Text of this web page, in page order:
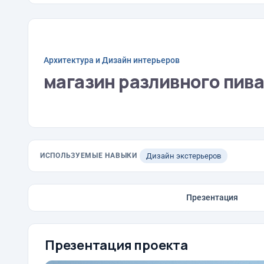
Архитектура и Дизайн интерьеров
магазин разливного пива
ИСПОЛЬЗУЕМЫЕ НАВЫКИ Дизайн экстерьеров
Презентация
Презентация проекта